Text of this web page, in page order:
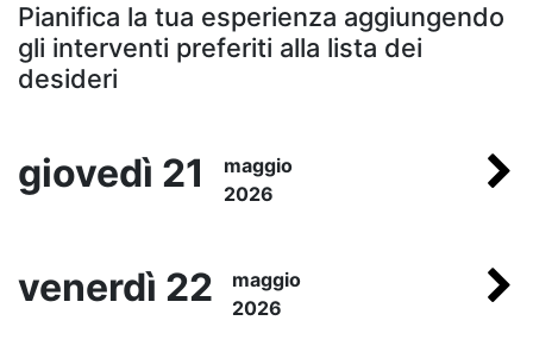
Pianifica la tua esperienza aggiungendo
gli interventi preferiti alla lista dei
desideri
giovedì 21
maggio
2026
venerdì 22
maggio
2026